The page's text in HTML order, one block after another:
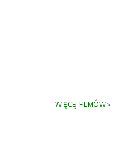
WIĘCEJ FILMÓW »